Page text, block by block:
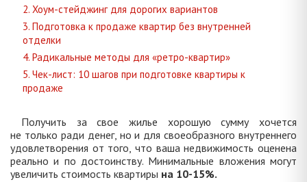
2. Хоум-стейджинг для дорогих вариантов
3. Подготовка к продаже квартир без внутренней
отделки
4. Радикальные методы для «ретро-квартир»
5. Чек-лист: 10 шагов при подготовке квартиры к
продаже
Получить за свое жилье хорошую сумму хочется
не только ради денег, но и для своеобразного внутреннего
удовлетворения от того, что ваша недвижимость оценена
реально и по достоинству. Минимальные вложения могут
увеличить стоимость квартиры на 10-15%.